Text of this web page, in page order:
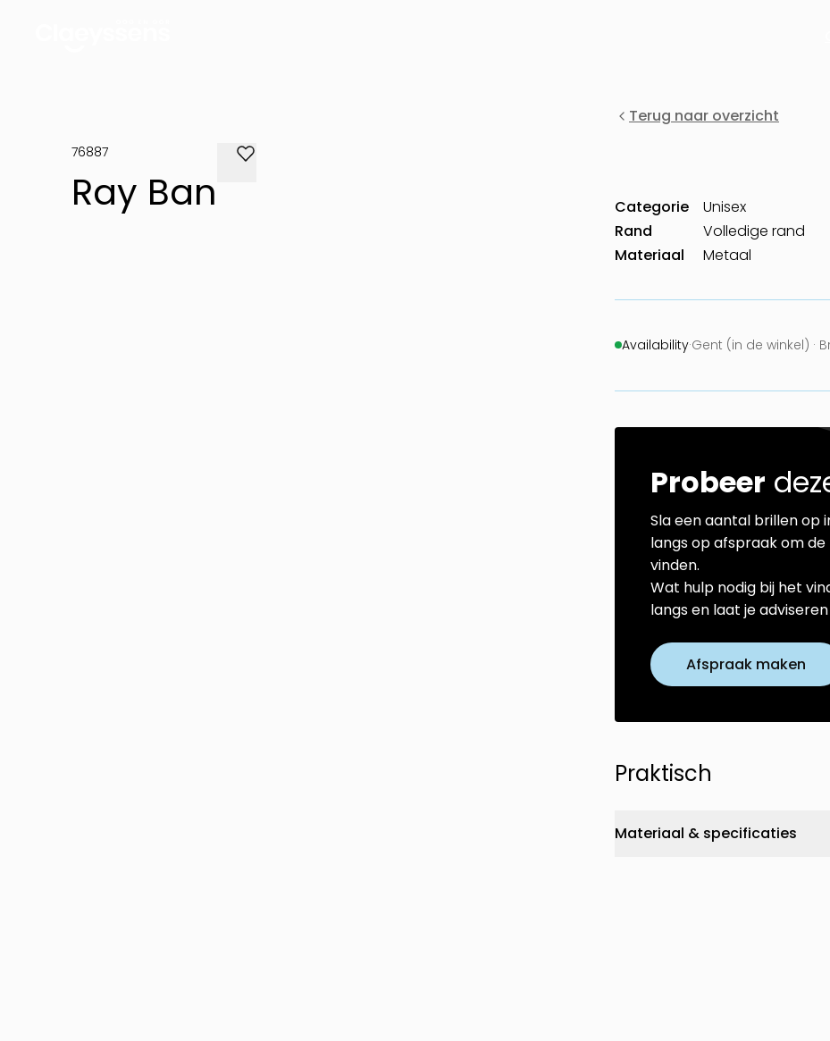
76887
Ray Ban
Terug naar overzicht
Categorie
Unisex
Rand
Volledige rand
Materiaal
Metaal
Availability·Gent (in de winkel) ·
Probeer
Sla een aantal brillen op
langs op afspraak om
vinden.
Wat hulp nodig bij het
langs en laat je
Afspraak maken
Praktisch
Materiaal & specificaties